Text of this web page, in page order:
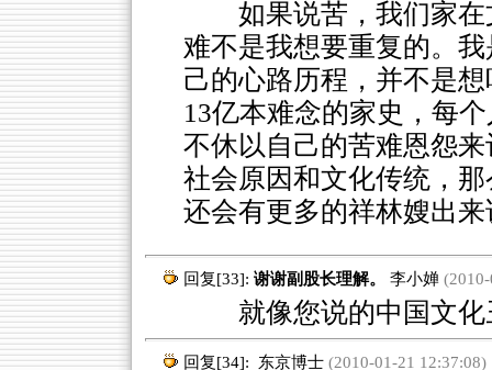
如果说苦，我们家
难不是我想要重复的。
己的心路历程，并不是
13亿本难念的家史，每
不休以自己的苦难恩怨
社会原因和文化传统，
还会有更多的祥林嫂出来
回复[33]: 谢谢副股长理解。 李小婵(2010-
就像您说的中国文化
回复[34]: 东京博士(2010-01-21 12:37:08)